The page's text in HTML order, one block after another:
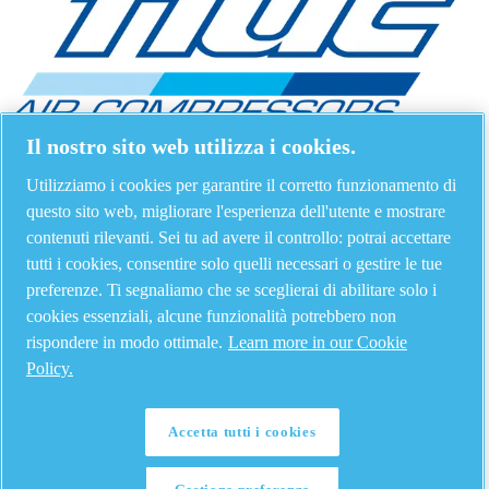
Il nostro sito web utilizza i cookies.
Utilizziamo i cookies per garantire il corretto funzionamento di
questo sito web, migliorare l'esperienza dell'utente e mostrare
contenuti rilevanti. Sei tu ad avere il controllo: potrai accettare
tutti i cookies, consentire solo quelli necessari o gestire le tue
preferenze. Ti segnaliamo che se sceglierai di abilitare solo i
cookies essenziali, alcune funzionalità potrebbero non
rispondere in modo ottimale. Learn more in our Cookie
Policy.
Accetta tutti i cookies